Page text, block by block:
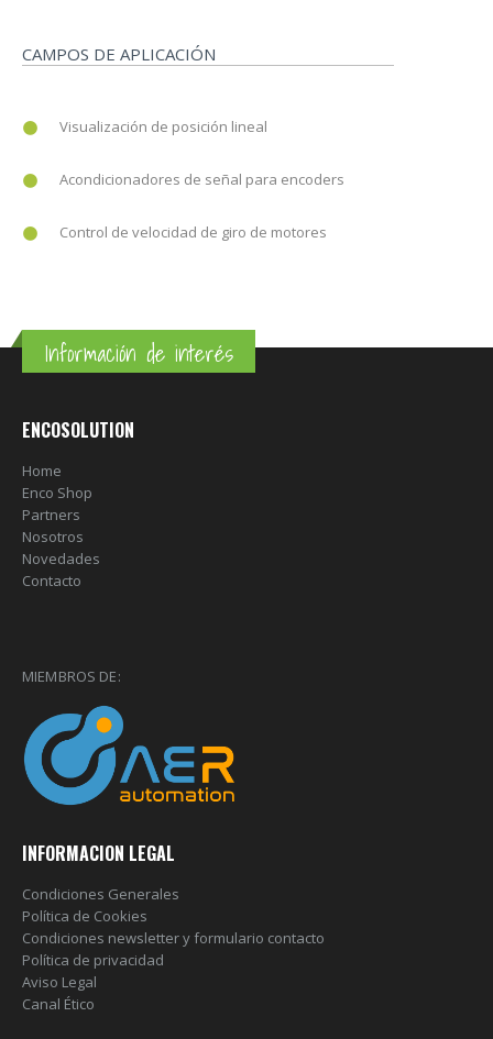
CAMPOS DE APLICACIÓN
Visualización de posición lineal
Acondicionadores de señal para encoders
Control de velocidad de giro de motores
Información de interés
ENCOSOLUTION
Home
Enco Shop
Partners
Nosotros
Novedades
Contacto
MIEMBROS DE:
INFORMACION LEGAL
Condiciones Generales
Política de Cookies
Condiciones newsletter y formulario contacto
Política de privacidad
Aviso Legal
Canal Ético